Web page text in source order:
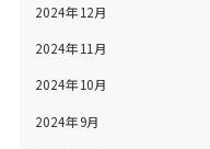
2024年12月
2024年11月
2024年10月
2024年9月